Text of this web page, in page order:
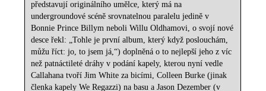
představují originálního umělce, který má na
undergroundové scéně srovnatelnou paralelu jedině v
Bonnie Prince Billym neboli Willu Oldhamovi, o svojí nové
desce řekl: „Tohle je první album, který když poslouchám,
můžu říct: jo, to jsem já,“) doplněná o to nejlepší jeho z víc
než patnáctileté dráhy v podání kapely, kterou nyní vedle
Callahana tvoří Jim White za bicími, Colleen Burke (jinak
členka kapely We Regazzi) na basu a Jason Dezember (v